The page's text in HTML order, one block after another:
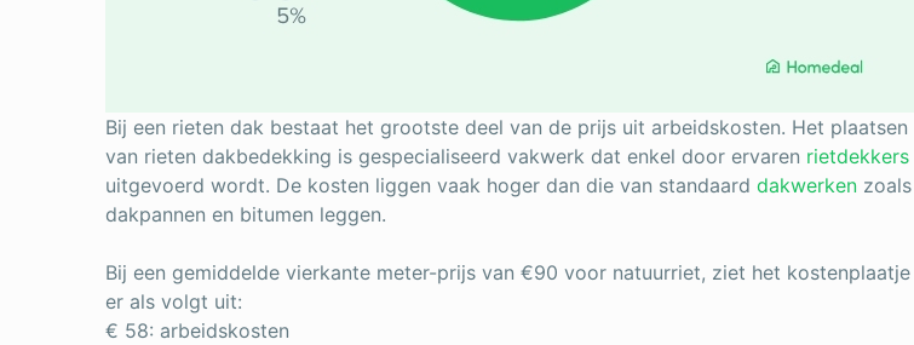
Bij een rieten dak bestaat het grootste deel van de prijs uit arbeidskosten. Het plaatsen
van rieten dakbedekking is gespecialiseerd vakwerk dat enkel door ervaren rietdekkers
uitgevoerd wordt. De kosten liggen vaak hoger dan die van standaard dakwerken zoals
dakpannen en bitumen leggen.
Bij een gemiddelde vierkante meter-prijs van €90 voor natuurriet, ziet het kostenplaatje
er als volgt uit:
€ 58: arbeidskosten